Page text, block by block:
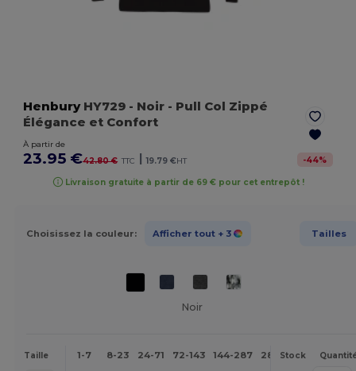
HenburyHY729 - Noir - Pull Col Zippé
Élégance et Confort
À partir de
23.95 €42.80 € TTC | 19.79 €HT -44%
Livraison gratuite à partir de 69 € pour cet entrepôt !
Choisissez la couleur: Afficher tout + 3 Tailles
Noir
Taille 1-7 8-23 24-71 72-143 144-287 288 + Plus
Stock